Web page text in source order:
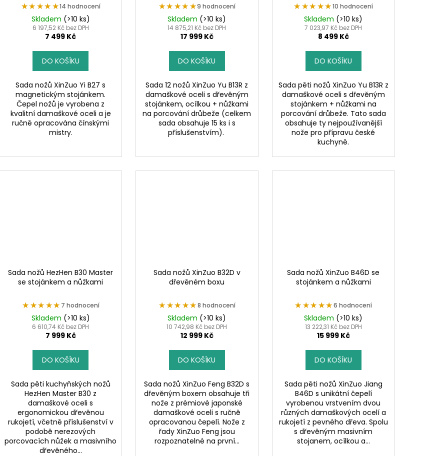
★★★★★
★★★★★14 hodnocení
Skladem (>10 ks)
6 197,52 Kč bez DPH
7 499 Kč
DO KOŠÍKU
Sada nožů XinZuo Yi B27 s
magnetickým stojánkem.
Čepel nožů je vyrobena z
kvalitní damaškové oceli a je
ručně opracována čínskými
mistry.
★★★★★
★★★★★9 hodnocení
Skladem (>10 ks)
14 875,21 Kč bez DPH
17 999 Kč
DO KOŠÍKU
Sada 12 nožů XinZuo Yu B13R z
damaškové oceli s dřevěným
stojánkem, ocílkou + nůžkami
na porcování drůbeže (celkem
sada obsahuje 15 ks i s
příslušenstvím).
★★★★★
★★★★★10 hodnocení
Skladem (>10 ks)
7 023,97 Kč bez DPH
8 499 Kč
DO KOŠÍKU
Sada pěti nožů XinZuo Yu B13R z
damaškové oceli s dřevěným
stojánkem + nůžkami na
porcování drůbeže. Tato sada
obsahuje ty nejpoužívanější
nože pro přípravu české
kuchyně.
Sada nožů HezHen B30 Master
se stojánkem a nůžkami
★★★★★
★★★★★ 7 hodnocení
Skladem (>10 ks)
6 610,74 Kč bez DPH
7 999 Kč
DO KOŠÍKU
Sada pěti kuchyňských nožů
HezHen Master B30 z
damaškové oceli s
ergonomickou dřevěnou
rukojetí, včetně příslušenství v
podobě nerezových
porcovacích nůžek a masivního
dřevěného...
Sada nožů XinZuo B32D v
dřevěném boxu
★★★★★
★★★★★8 hodnocení
Skladem (>10 ks)
10 742,98 Kč bez DPH
12 999 Kč
DO KOŠÍKU
Sada nožů XinZuo Feng B32D s
dřevěným boxem obsahuje tři
nože z prémiové japonské
damaškové oceli s ručně
opracovanou čepelí. Nože z
řady XinZuo Feng jsou
rozpoznatelné na první...
Sada nožů XinZuo B46D se
stojánkem a nůžkami
★★★★★
★★★★★6 hodnocení
Skladem (>10 ks)
13 222,31 Kč bez DPH
15 999 Kč
DO KOŠÍKU
Sada pěti nožů XinZuo Jiang
B46D s unikátní čepelí
vyrobenou vrstvením dvou
různých damaškových ocelí a
rukojetí z pevného dřeva. Spolu
s dřevěným masivním
stojanem, ocílkou a...